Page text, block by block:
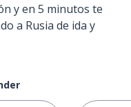
y en 5 minutos te
a Rusia de ida y